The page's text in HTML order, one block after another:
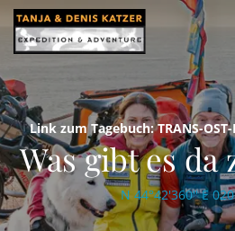
Link zum Tagebuch: TRANS-
Was gibt es da
N 44°42'360'' E